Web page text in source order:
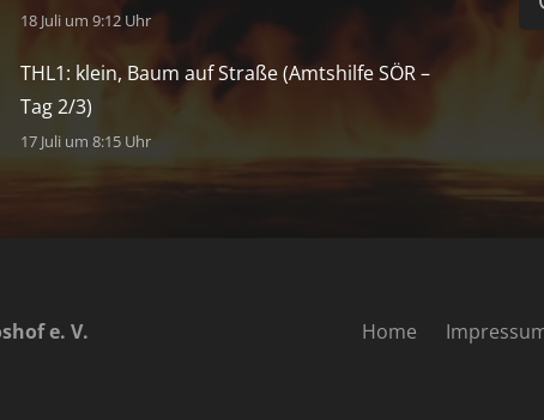
18 Juli um 9:12 Uhr
THL1: klein, Baum auf Straße (Amtshilfe SÖR –
Tag 2/3)
17 Juli um 8:15 Uhr
e. V. Home